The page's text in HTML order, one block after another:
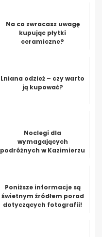
Na co zwracasz uwagę
kupując płytki
ceramiczne?
Lniana odzież – czy warto
ją kupować?
Noclegi dla
wymagających
podróżnych w Kazimierzu
Poniższe informacje są
świetnym źródłem porad
dotyczących fotografii!